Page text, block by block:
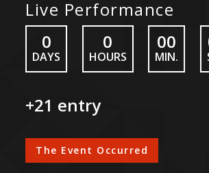
Live Performance
0
DAYS
0
HOURS
00
MIN.
+21 entry
The Event Occurred